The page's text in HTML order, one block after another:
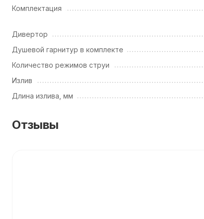
Комплектация
Дивертор
Душевой гарнитур в комплекте
Количество режимов струи
Излив
Длина излива, мм
Отзывы